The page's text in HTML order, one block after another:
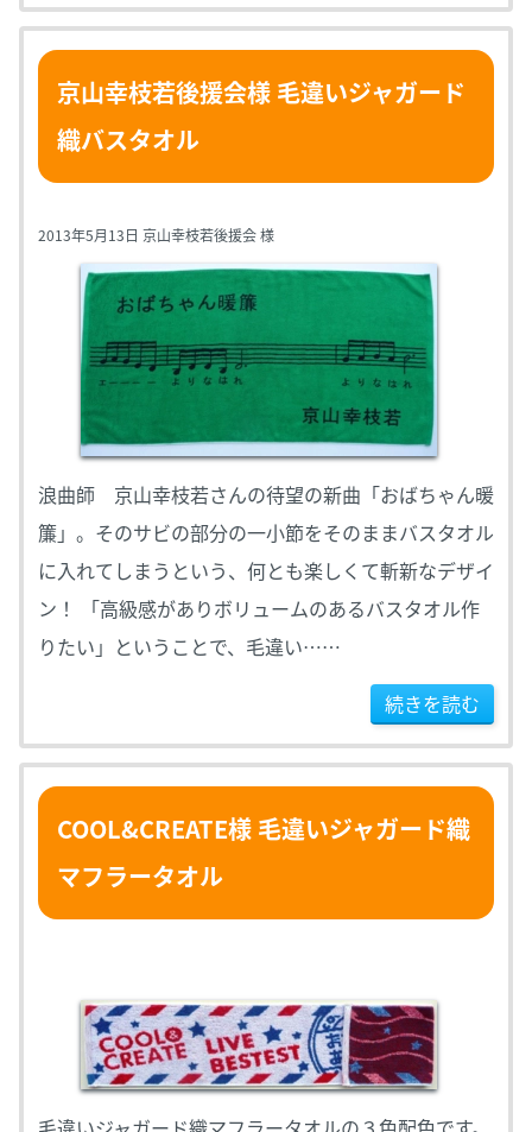
京山幸枝若後援会様 毛違いジャガード
織バスタオル
2013年5月13日 京山幸枝若後援会 様
浪曲師 京山幸枝若さんの待望の新曲「おばちゃん暖
簾」。そのサビの部分の一小節をそのままバスタオル
に入れてしまうという、何とも楽しくて斬新なデザイ
ン！ 「高級感がありボリュームのあるバスタオル作
りたい」ということで、毛違い……
続きを読む
COOL&CREATE様 毛違いジャガード織
マフラータオル